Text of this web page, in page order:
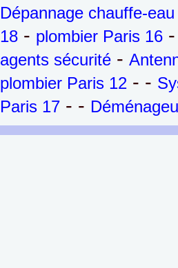
Dépannage chauffe-
18 - plombier Paris 16 -
agents sécurité -
plombier Paris 12 - -
Paris 17 - -